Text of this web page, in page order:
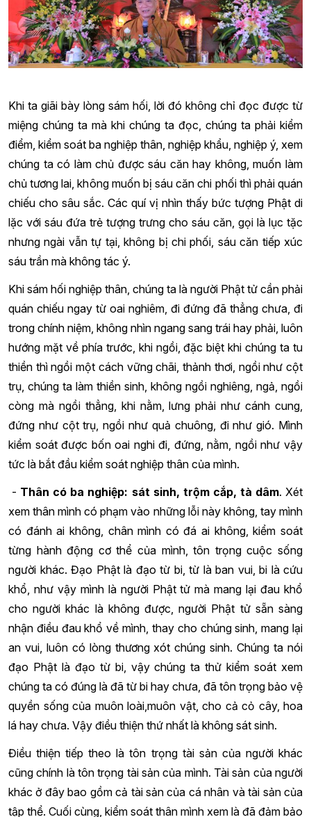
Khi ta giãi bày lòng sám hối, lời đó không chỉ đọc được từ
miệng chúng ta mà khi chúng ta đọc, chúng ta phải kiểm
điểm, kiểm soát ba nghiệp thân, nghiệp khẩu, nghiệp ý, xem
chúng ta có làm chủ được sáu căn hay không, muốn làm
chủ tương lai, không muốn bị sáu căn chi phối thì phải quán
chiếu cho sâu sắc. Các quí vị nhìn thấy bức tượng Phật di
lặc với sáu đứa trẻ tượng trưng cho sáu căn, gọi là lục tặc
nhưng ngài vẫn tự tại, không bị chi phối, sáu căn tiếp xúc
sáu trần mà không tác ý.
Khi sám hối nghiệp thân, chúng ta là người Phật tử cần phải
quán chiếu ngay từ oai nghiêm, đi đứng đã thẳng chưa, đi
trong chính niệm, không nhìn ngang sang trái hay phải, luôn
hướng mặt về phía trước, khi ngồi, đặc biệt khi chúng ta tu
thiền thì ngồi một cách vững chãi, thảnh thơi, ngồi như cột
trụ, chúng ta làm thiền sinh, không ngồi nghiêng, ngả, ngồi
còng mà ngồi thẳng, khi nằm, lưng phải như cánh cung,
đứng như cột trụ, ngồi như quả chuông, đi như gió. Mình
kiểm soát được bốn oai nghi đi, đứng, nằm, ngồi như vậy
tức là bắt đầu kiểm soát nghiệp thân của mình.
- Thân có ba nghiệp: sát sinh, trộm cắp, tà dâm. Xét
xem thân mình có phạm vào những lỗi này không, tay mình
có đánh ai không, chân mình có đá ai không, kiểm soát
từng hành động cơ thể của mình, tôn trọng cuộc sống
người khác. Đạo Phật là đạo từ bi, từ là ban vui, bi là cứu
khổ, như vậy mình là người Phật tử mà mang lại đau khổ
cho người khác là không được, người Phật tử sẵn sàng
nhận điều đau khổ về mình, thay cho chúng sinh, mang lại
an vui, luôn có lòng thương xót chúng sinh. Chúng ta nói
đạo Phật là đạo từ bi, vậy chúng ta thử kiểm soát xem
chúng ta có đúng là đã từ bi hay chưa, đã tôn trọng bảo vệ
quyền sống của muôn loài,muôn vật, cho cả cỏ cây, hoa
lá hay chưa. Vậy điều thiện thứ nhất là không sát sinh.
Điều thiện tiếp theo là tôn trọng tài sản của người khác
cũng chính là tôn trọng tài sản của mình. Tài sản của người
khác ở đây bao gồm cả tài sản của cá nhân và tài sản của
tập thể. Cuối cùng, kiểm soát thân mình xem là đã đảm bảo